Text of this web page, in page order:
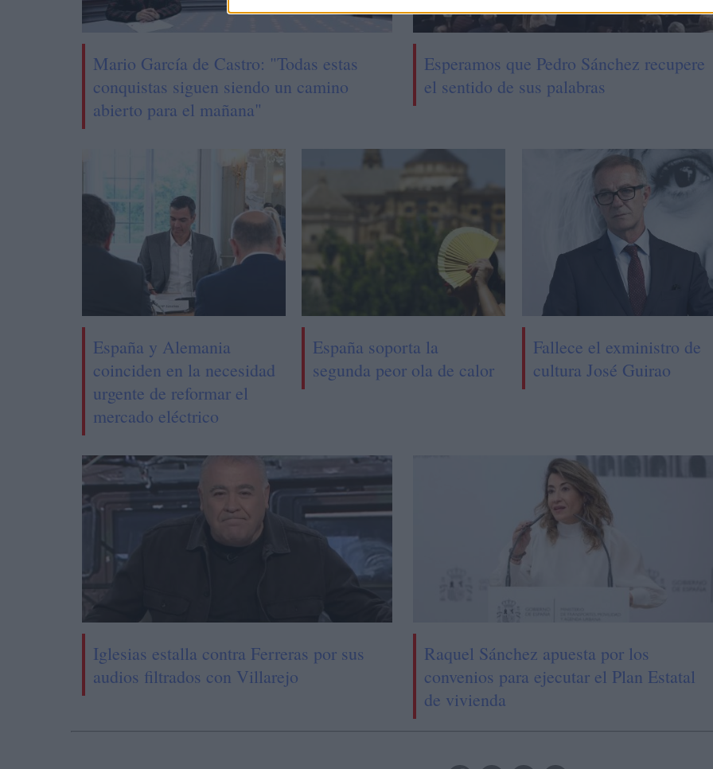
Mario García de Castro: "Todas estas
conquistas siguen siendo un camino
abierto para el mañana"
Esperamos que Pedro Sánchez recupere
el sentido de sus palabras
España y Alemania
coinciden en la necesidad
urgente de reformar el
mercado eléctrico
España soporta la
segunda peor ola de calor
Fallece el exministro de
cultura José Guirao
Iglesias estalla contra Ferreras por sus
audios filtrados con Villarejo
Raquel Sánchez apuesta por los
convenios para ejecutar el Plan Estatal
de vivienda